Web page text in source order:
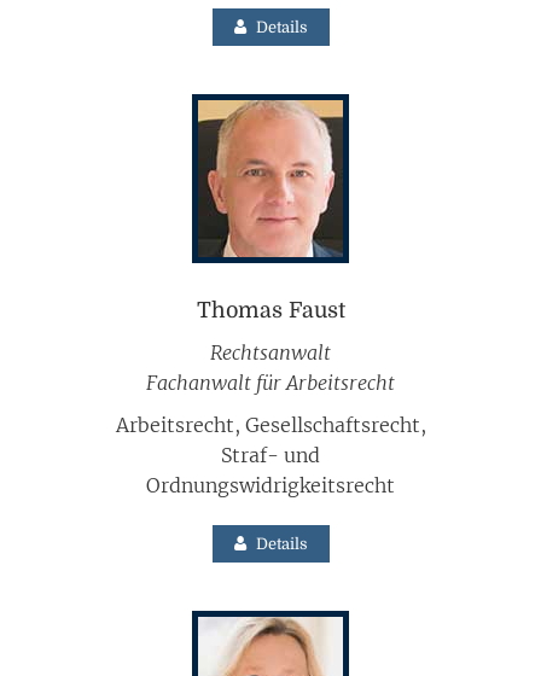
Details
Thomas Faust
Rechtsanwalt
Fachanwalt für Arbeitsrecht
Arbeitsrecht, Gesellschaftsrecht,
Straf- und
Ordnungswidrigkeitsrecht
Details